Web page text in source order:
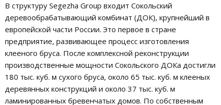
В структуру Segezha Group входит Сокольский
деревообрабатывающий комбинат (ДОК), крупнейший в
европейской части России. Это первое в стране
предприятие, развивающее процесс изготовления
клееного бруса. После комплексной реконструкции
производственные мощности Сокольского ДОКа достигли
180 тыс. куб. м сухого бруса, около 65 тыс. куб. м клееных
деревянных конструкций и около 37 тыс. куб. м
ламинированных бревенчатых домов. По собственным